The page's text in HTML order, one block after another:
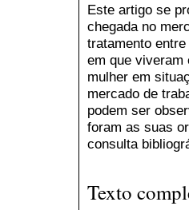
Este artigo se
chegada no
tratamento
em que viveram
mulher em
mercado de
podem ser
foram as suas
consulta
Texto